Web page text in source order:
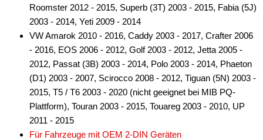
Roomster 2012 - 2015, Superb (3T) 2003 - 2015, Fabia (5J)
2003 - 2014, Yeti 2009 - 2014
VW Amarok 2010 - 2016, Caddy 2003 - 2017, Crafter 2006
- 2016, EOS 2006 - 2012, Golf 2003 - 2012, Jetta 2005 -
2012, Passat (3B) 2003 - 2014, Polo 2003 - 2014, Phaeton
(D1) 2003 - 2007, Scirocco 2008 - 2012, Tiguan (5N) 2003 -
2015, T5 / T6 2003 - 2020 (nicht geeignet bei MIB PQ-
Plattform), Touran 2003 - 2015, Touareg 2003 - 2010, UP
2011 - 2015
Für Fahrzeuge mit OEM 2-DIN Geräten